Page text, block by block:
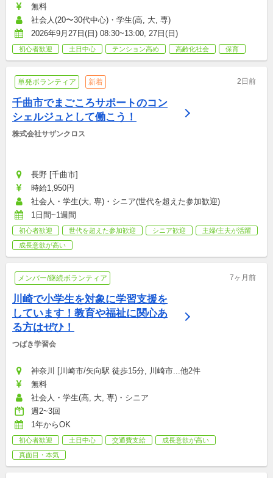
無料
社会人(20〜30代中心)・学生(高, 大, 専)
2026年9月27日(日) 08:30~13:00, 27日(日)
初心者歓迎 土日中心 テンション高め 高齢化社会 保育
単発ボランティア 新着 2日前
千曲市でまごころサポートのコン
シェルジュとして働こう！
株式会社サザンクロス
長野 [千曲市]
時給1,950円
社会人・学生(大, 専)・シニア(世代を超えた参加歓迎)
1日間~1週間
初心者歓迎 世代を超えた参加歓迎 シニア歓迎
主婦/主夫が活躍
成長意欲が高い
メンバー/継続ボランティア 7ヶ月前
川崎で小学生を対象に学習支援を
しています！教育や福祉に関心あ
る方はぜひ！
つばき学習会
神奈川 [川崎市/矢向駅 徒歩15分, 川崎市...他2件
無料
社会人・学生(高, 大, 専)・シニア
週2~3回
1年からOK
初心者歓迎 土日中心 交通費支給
成長意欲が高い
真面目・本気